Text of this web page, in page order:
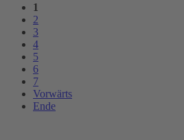
1
2
3
4
5
6
7
Vorwärts
Ende